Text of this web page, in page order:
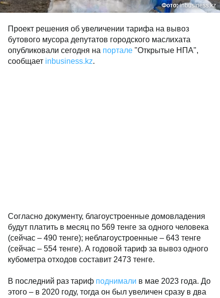
Фото:inbusiness.kz
Проект решения об увеличении тарифа на вывоз
бутового мусора депутатов городского маслихата
опубликовали сегодня на портале "Открытые НПА",
сообщает inbusiness.kz.
Согласно документу, благоустроенные домовладения
будут платить в месяц по 569 тенге за одного человека
(сейчас – 490 тенге); неблагоустроенные – 643 тенге
(сейчас – 554 тенге). А годовой тариф за вывоз одного
кубометра отходов составит 2473 тенге.
В последний раз тариф поднимали в мае 2023 года. До
этого – в 2020 году, тогда он был увеличен сразу в два